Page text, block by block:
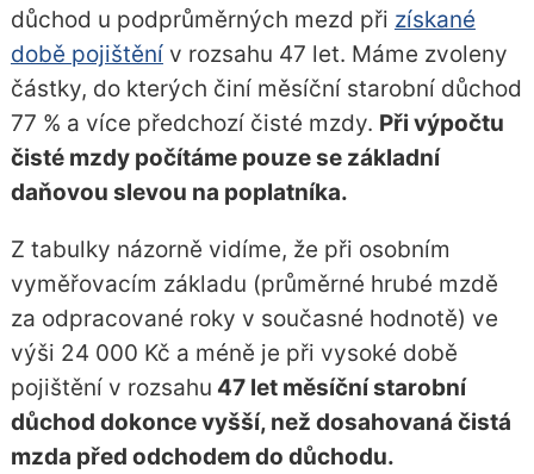
důchod u podprůměrných mezd při získané
době pojištěnív rozsahu 47 let. Máme zvoleny
částky, do kterých činí měsíční starobní důchod
77 % a více předchozí čisté mzdy. Při výpočtu
čisté mzdy počítáme pouze se základní
daňovou slevou na poplatníka.
Z tabulky názorně vidíme, že při osobním
vyměřovacím základu (průměrné hrubé mzdě
za odpracované roky v současné hodnotě) ve
výši 24 000 Kč a méně je při vysoké době
pojištění v rozsahu 47 let měsíční starobní
důchod dokonce vyšší, než dosahovaná čistá
mzda před odchodem do důchodu.